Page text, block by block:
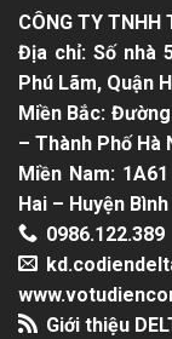
CÔNG TY TNHH
Địa chỉ: Số nhà
Phú Lãm, Quận
Miền Bắc:
– Thành Phố Hà
Miền Nam:
Hai – Huyện
0986.122.389
Giới thiệu